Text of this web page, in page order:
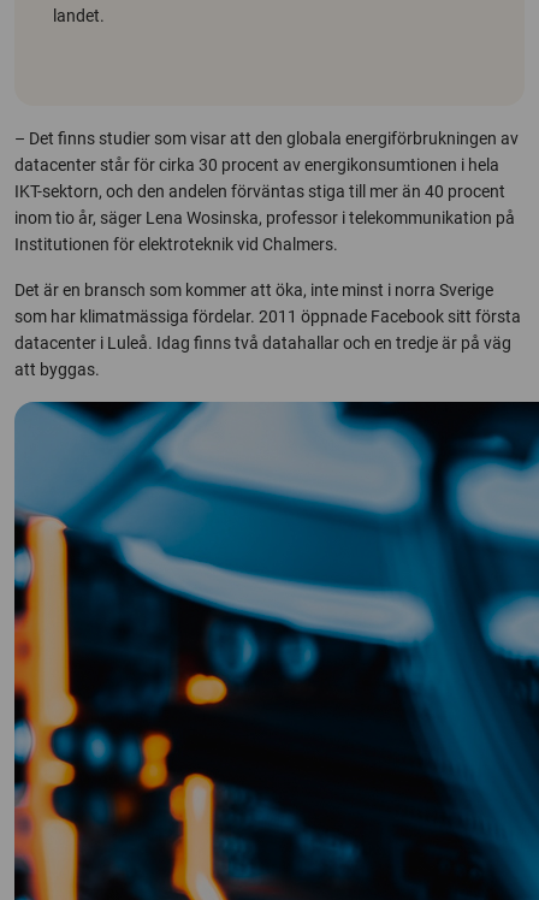
landet.
– Det finns studier som visar att den globala energiförbrukningen av
datacenter står för cirka 30 procent av energikonsumtionen i hela
IKT-sektorn, och den andelen förväntas stiga till mer än 40 procent
inom tio år, säger Lena Wosinska, professor i telekommunikation på
Institutionen för elektroteknik vid Chalmers.
Det är en bransch som kommer att öka, inte minst i norra Sverige
som har klimatmässiga fördelar. 2011 öppnade Facebook sitt första
datacenter i Luleå. Idag finns två datahallar och en tredje är på väg
att byggas.